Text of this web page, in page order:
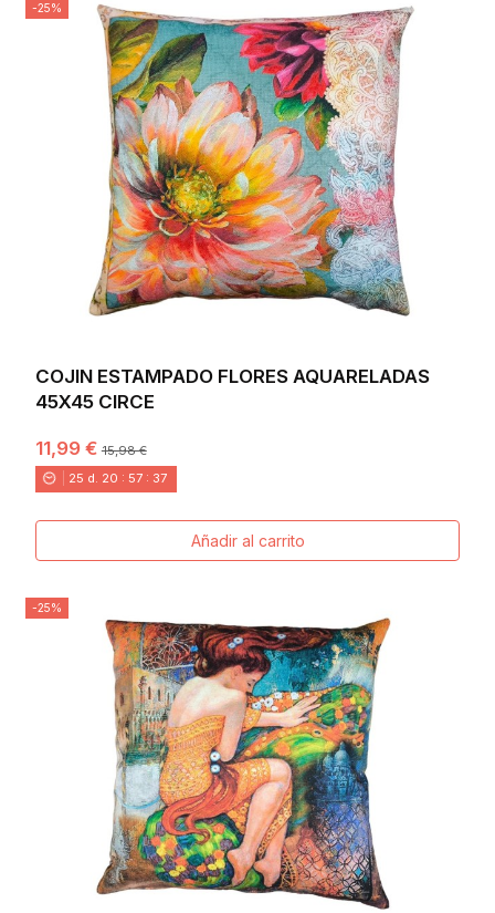
-25%
COJIN ESTAMPADO FLORES AQUARELADAS
45X45 CIRCE
11,99 €15,98 €
25 d. 20 : 57 : 36
Añadir al carrito
-25%